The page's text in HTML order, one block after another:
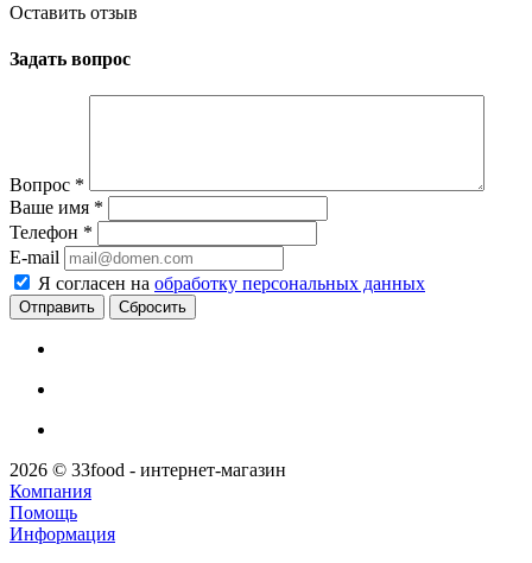
Оставить отзыв
Задать вопрос
Вопрос *
Ваше имя *
Телефон *
E-mail
Я согласен на обработку персональных данных
Сбросить
2026 © 33food - интернет-магазин
Компания
Помощь
Информация